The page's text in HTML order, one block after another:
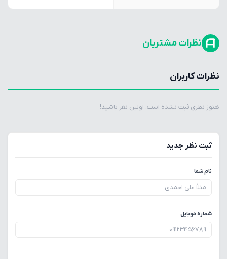
نظرات مشتریان
نظرات کاربران
هنوز نظری ثبت نشده است. اولین نفر باشید!
ثبت نظر جدید
نام شما
شماره موبایل